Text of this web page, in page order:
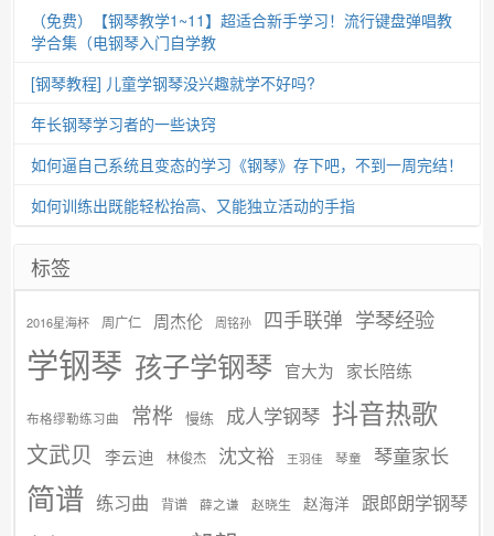
（免费）【钢琴教学1~11】超适合新手学习！流行键盘弹唱教
学合集（电钢琴入门自学教
[钢琴教程] 儿童学钢琴没兴趣就学不好吗?
年长钢琴学习者的一些诀窍
如何逼自己系统且变态的学习《钢琴》存下吧，不到一周完结！
如何训练出既能轻松抬高、又能独立活动的手指
标签
2016星海杯 周广仁 周杰伦 周铭孙 四手联弹 学琴经验
学钢琴 孩子学钢琴 官大为 家长陪练
布格缪勒练习曲 常桦 慢练 成人学钢琴 抖音热歌
文武贝 李云迪 林俊杰 沈文裕 王羽佳 琴童 琴童家长
简谱 练习曲 背谱 薛之谦 赵晓生 赵海洋 跟郎朗学钢琴